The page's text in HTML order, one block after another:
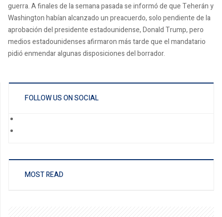
guerra. A finales de la semana pasada se informó de que Teherán y
Washington habían alcanzado un preacuerdo, solo pendiente de la
aprobación del presidente estadounidense, Donald Trump, pero
medios estadounidenses afirmaron más tarde que el mandatario
pidió enmendar algunas disposiciones del borrador.
FOLLOW US ON SOCIAL
MOST READ